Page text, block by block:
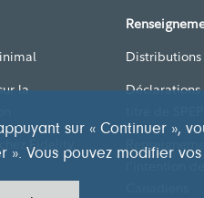
la
Fidelity
Distributions
Déclarations
sur « Continuer »,
Vous pouvez modifier